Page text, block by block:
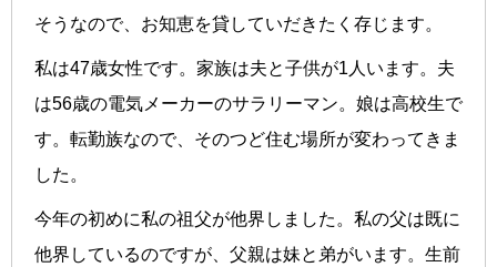
そうなので、お知恵を貸していだきたく存じます。
私は47歳女性です。家族は夫と子供が1人います。夫
は56歳の電気メーカーのサラリーマン。娘は高校生で
す。転勤族なので、そのつど住む場所が変わってきま
した。
今年の初めに私の祖父が他界しました。私の父は既に
他界しているのですが、父親は妹と弟がいます。生前